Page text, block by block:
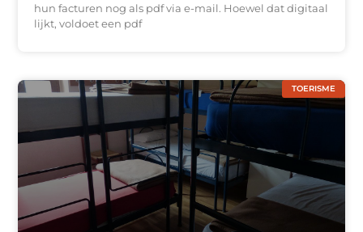
hun facturen nog als pdf via e-mail. Hoewel dat digitaal
lijkt, voldoet een pdf
TOERISME